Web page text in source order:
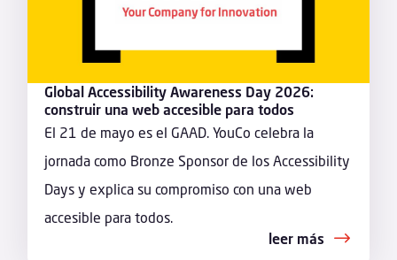
Global Accessibility Awareness Day 2026:
construir una web accesible para todos
El 21 de mayo es el GAAD. YouCo celebra la
jornada como Bronze Sponsor de los Accessibility
Days y explica su compromiso con una web
accesible para todos.
leer más